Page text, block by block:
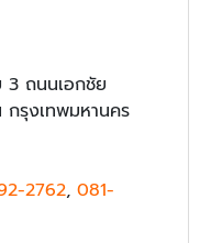
ถนนเอกชัย
กรุงเทพมหานคร
2762, 081-